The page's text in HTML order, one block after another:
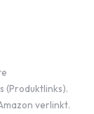
(Produktlinks).
verlinkt.